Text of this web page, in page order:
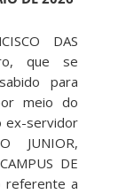
DAS
que se
para
meio do
ex-servidor
JUNIOR,
DE
referente a